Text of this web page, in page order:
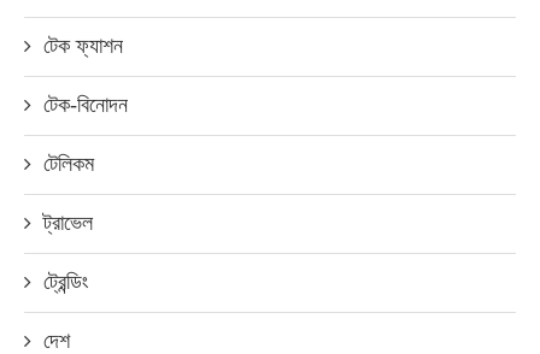
টেক ফ্যাশন
টেক-বিনোদন
টেলিকম
ট্রাভেল
ট্রেন্ডিং
দেশ